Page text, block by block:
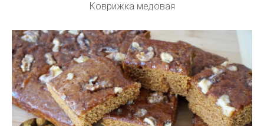
Коврижка медовая